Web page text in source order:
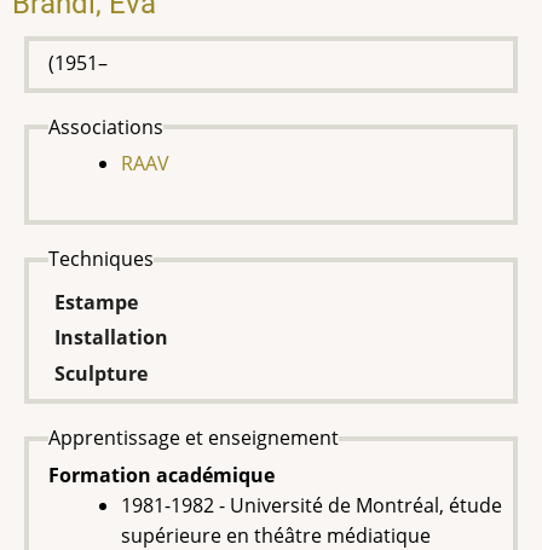
(1951–
Associations
RAAV
Techniques
Estampe
Installation
Sculpture
Apprentissage et enseignement
Formation académique
1981-1982 - Université de Montréal, étude
supérieure en théâtre médiatique